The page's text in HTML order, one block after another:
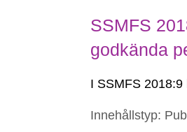
SSMFS
godkända
I SSMFS
Innehållstyp: